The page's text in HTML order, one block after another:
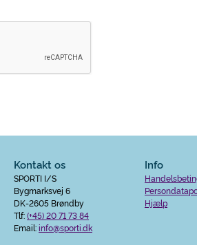
Kontakt os
SPORTI I/S
Bygmarksvej 6
DK-2605 Brøndby
Tlf:(+45) 20 71 73 84
Email:info@sporti.dk
Info
Hjælp